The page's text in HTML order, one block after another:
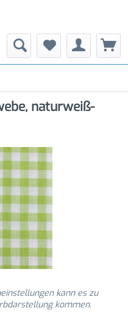
naturweiß-
kann es zu
kommen.